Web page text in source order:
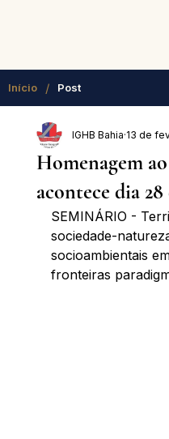
Início / Post
Homenagem
acontece dia
IGHB Bahia 13 de
SEMINÁRIO -
sociedade-
socioambientais
fronteiras